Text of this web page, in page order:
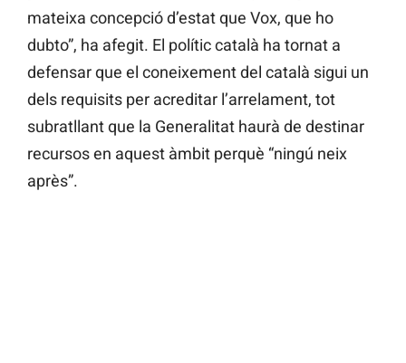
mateixa concepció d’estat que Vox, que ho
dubto”, ha afegit. El polític català ha tornat a
defensar que el coneixement del català sigui un
dels requisits per acreditar l’arrelament, tot
subratllant que la Generalitat haurà de destinar
recursos en aquest àmbit perquè “ningú neix
après”.